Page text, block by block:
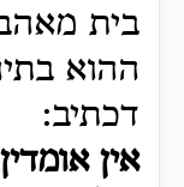
בית
ההוא
דכתיב:
אין